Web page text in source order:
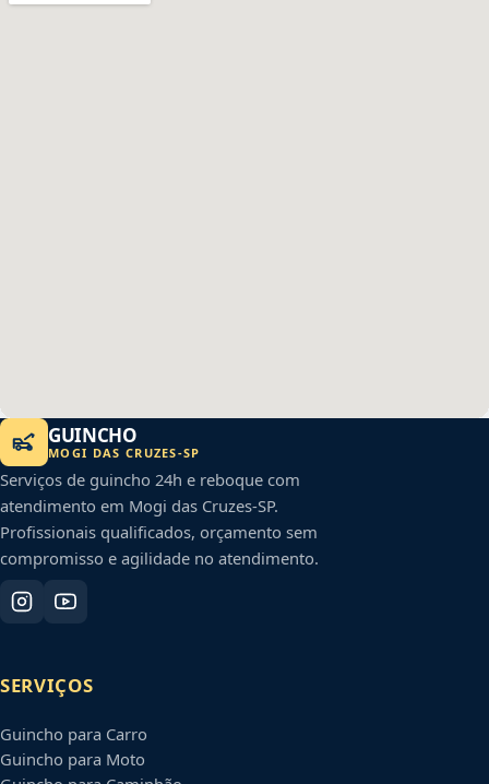
GUINCHO
MOGI DAS CRUZES-SP
Serviços de guincho 24h e reboque com
atendimento em Mogi das Cruzes-SP.
Profissionais qualificados, orçamento sem
compromisso e agilidade no atendimento.
SERVIÇOS
Guincho para Carro
Guincho para Moto